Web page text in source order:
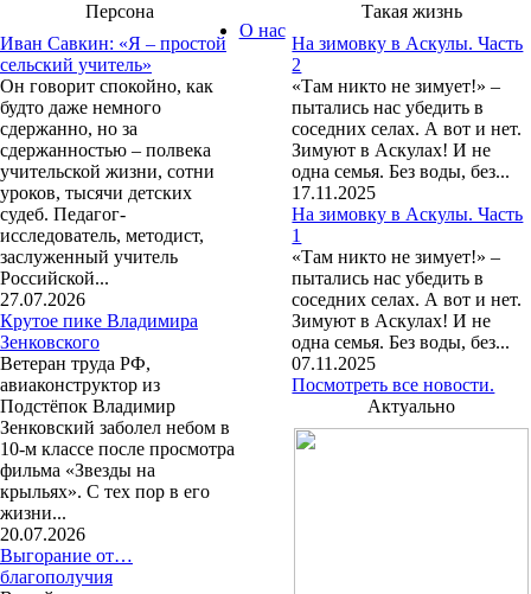
Персона
Иван Савкин: «Я – простой
сельский учитель»
Он говорит спокойно, как
будто даже немного
сдержанно, но за
сдержанностью – полвека
учительской жизни, сотни
уроков, тысячи детских
судеб. Педагог-
исследователь, методист,
заслуженный учитель
Российской...
27.07.2026
Крутое пике Владимира
Зенковского
Ветеран труда РФ,
авиаконструктор из
Подстёпок Владимир
Зенковский заболел небом в
10-м классе после просмотра
фильма «Звезды на
крыльях». С тех пор в его
жизни...
20.07.2026
Выгорание от…
благополучия
Такая жизнь
На зимовку в Аскулы. Часть
2
«Там никто не зимует!» –
пытались нас убедить в
соседних селах. А вот и нет.
Зимуют в Аскулах! И не
одна семья. Без воды, без...
17.11.2025
На зимовку в Аскулы. Часть
1
«Там никто не зимует!» –
пытались нас убедить в
соседних селах. А вот и нет.
Зимуют в Аскулах! И не
одна семья. Без воды, без...
07.11.2025
Посмотреть все новости.
Актуально
О нас